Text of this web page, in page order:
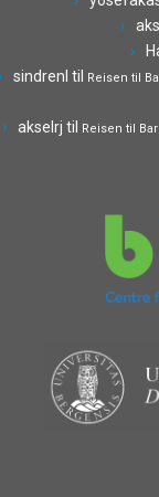
sindrenl til Reisen til
akselrj til Reisen til